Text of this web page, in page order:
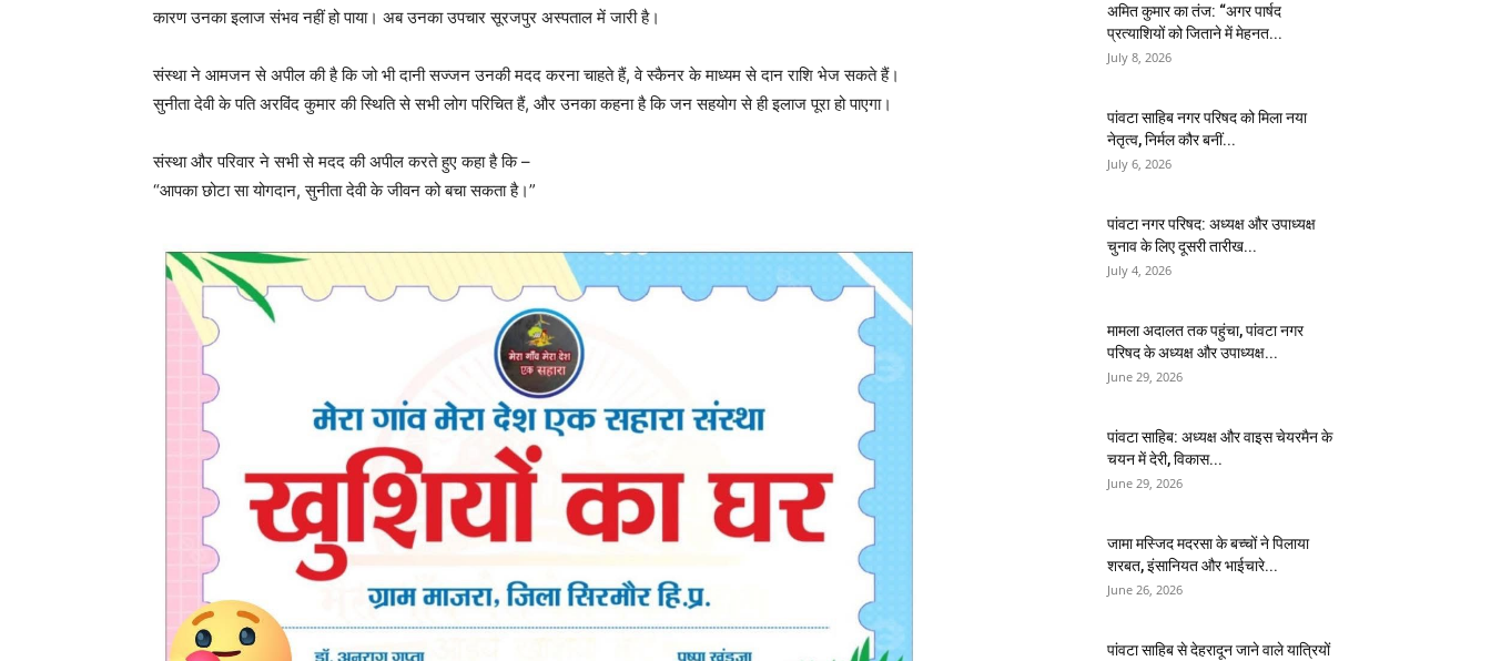
कारण उनका इलाज संभव नहीं हो पाया। अब उनका उपचार सूरजपुर अस्पताल में जारी है।
संस्था ने आमजन से अपील की है कि जो भी दानी सज्जन उनकी मदद करना चाहते हैं, वे स्कैनर के माध्यम से दान राशि भेज सकते हैं।
सुनीता देवी के पति अरविंद कुमार की स्थिति से सभी लोग परिचित हैं, और उनका कहना है कि जन सहयोग से ही इलाज पूरा हो पाएगा।
संस्था और परिवार ने सभी से मदद की अपील करते हुए कहा है कि –
“आपका छोटा सा योगदान, सुनीता देवी के जीवन को बचा सकता है।”
अमित कुमार का तंज: “अगर पार्षद
प्रत्याशियों को जिताने में मेहनत...
July 8, 2026
पांवटा साहिब नगर परिषद को मिला नया
नेतृत्व, निर्मल कौर बनीं...
July 6, 2026
पांवटा नगर परिषद: अध्यक्ष और उपाध्यक्ष
चुनाव के लिए दूसरी तारीख...
July 4, 2026
मामला अदालत तक पहुंचा, पांवटा नगर
परिषद के अध्यक्ष और उपाध्यक्ष...
June 29, 2026
पांवटा साहिब: अध्यक्ष और वाइस चेयरमैन के
चयन में देरी, विकास...
June 29, 2026
जामा मस्जिद मदरसा के बच्चों ने पिलाया
शरबत, इंसानियत और भाईचारे...
June 26, 2026
पांवटा साहिब से देहरादून जाने वाले यात्रियों